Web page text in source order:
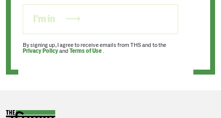
I'm in
By signing up, I agree to receive emails from THS and to the
Privacy Policyand Terms of Use